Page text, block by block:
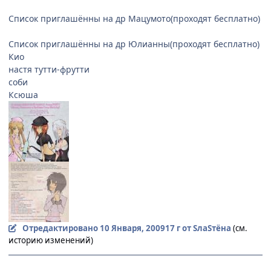
Список приглашённы на др Мацумото(проходят бесплатно)
Список приглашённы на др Юлианны(проходят бесплатно)
Кио
настя тутти-фрутти
соби
Ксюша
Отредактировано 10 Января, 200917 гот SлаSтёна (см.
историю изменений)